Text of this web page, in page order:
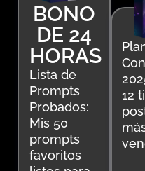
BONO
DE 24
HORAS
Lista de
Prompts
Probados:
Mis 50
prompts
favoritos
12